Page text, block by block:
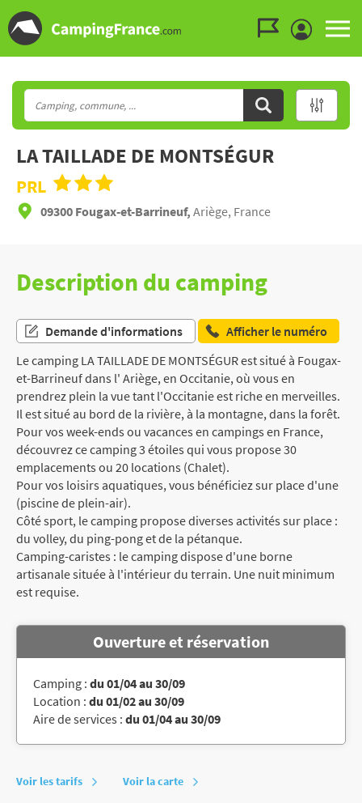
LA TAILLADE DE MONTSÉGUR
PRL
09300 Fougax-et-Barrineuf, Ariège, France
Description du camping
Demande d'informations
Afficher le numéro
Le camping LA TAILLADE DE MONTSÉGUR est situé à Fougax-
et-Barrineuf dans l' Ariège, en Occitanie, où vous en
prendrez plein la vue tant l'Occitanie est riche en merveilles.
Il est situé au bord de la rivière, à la montagne, dans la forêt.
Pour vos week-ends ou vacances en campings en France,
découvrez ce camping 3 étoiles qui vous propose 30
emplacements ou 20 locations (Chalet).
Pour vos loisirs aquatiques, vous bénéficiez sur place d'une
(piscine de plein-air).
Côté sport, le camping propose diverses activités sur place :
du volley, du ping-pong et de la pétanque.
Camping-caristes : le camping dispose d'une borne
artisanale située à l'intérieur du terrain. Une nuit minimum
est requise.
Ouverture et réservation
Camping : du 01/04 au 30/09
Location : du 01/02 au 30/09
Aire de services : du 01/04 au 30/09
Voir les tarifs Voir la carte